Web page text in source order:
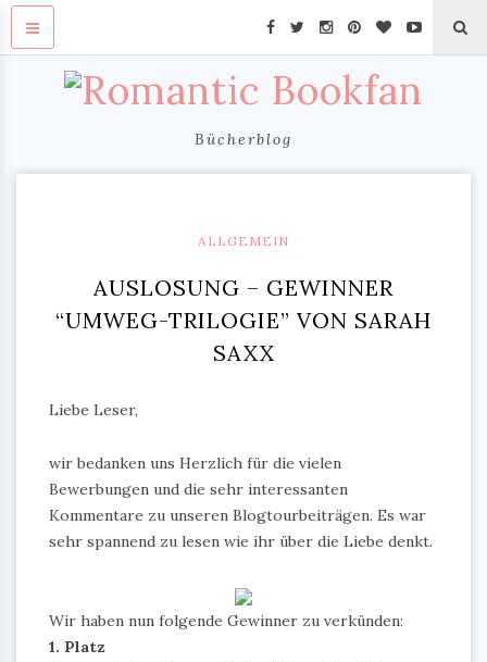
Bücherblog
ALLGEMEIN
AUSLOSUNG – GEWINNER
“UMWEG-TRILOGIE” VON SARAH
SAXX
Liebe Leser,
wir bedanken uns Herzlich für die vielen
Bewerbungen und die sehr interessanten
Kommentare zu unseren Blogtourbeiträgen. Es war
sehr spannend zu lesen wie ihr über die Liebe denkt.
Wir haben nun folgende Gewinner zu verkünden:
1. Platz